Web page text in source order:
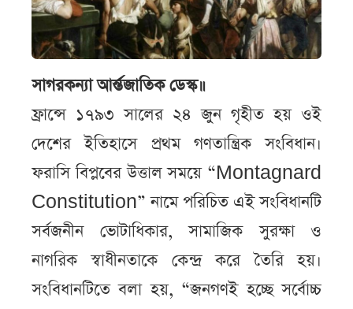
সাগরকন্যা আর্ন্তজাতিক ডেস্ক॥
ফ্রান্সে ১৭৯৩ সালের ২৪ জুন গৃহীত হয় ওই
দেশের ইতিহাসে প্রথম গণতান্ত্রিক সংবিধান।
ফরাসি বিপ্লবের উত্তাল সময়ে “Montagnard
Constitution” নামে পরিচিত এই সংবিধানটি
সর্বজনীন ভোটাধিকার, সামাজিক সুরক্ষা ও
নাগরিক স্বাধীনতাকে কেন্দ্র করে তৈরি হয়।
সংবিধানটিতে বলা হয়, “জনগণই হচ্ছে সর্বোচ্চ